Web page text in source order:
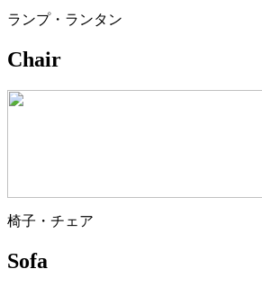
ランプ・ランタン
Chair
椅子・チェア
Sofa